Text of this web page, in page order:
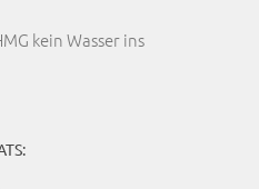
kein Wasser ins